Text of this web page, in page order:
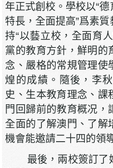
年正式創校。學校以“
特長，全面提高”爲素
持“以藝立校，全面育
黨的教育方針，鮮明的
念、嚴格的常規管理使
煌的成績。隨後，李
史、生本教育理念、課
門回歸前的教育概况，
全面的了解澳門、了解
機會能邀請二十四的領
最後，兩校簽訂了